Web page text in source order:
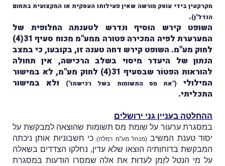
מקרקעין בידי עוסק מורשה שאין פעילותו העסקית או המקצועית בתחום
הנדל"ן).
השופט קירש הוסיף ונדרש לטענתה החלופית של
המערערת לפיה המכירה פטורה ממע"מ מכוח סעיף 31(4)
לחוק מע"מ. השופט קירש דחה טענה זו, בקובעו, כי במצב
הנתון של היעדר מיסוי בשלב הרכישה, אין תחולה
להוראות הפטוֹר שבסעיף 31(4) לחוק מע"מ, לא במישור
המילולי
("את מס התשומות בשל רכישתו")
ולא במישור
התכליתי.
ההחלטה בעניין גני ירושלים
במסגרת ערעור על שומת מס תשומות שהוּצאה למבקשת על
יסוד טענת המשיב (מנהל מע"מ רמלה)כי חשבוניות אותן ניכתה
המבקשת בדוחותיה הוצאו שלא עדין, נחלקו הצדדים בשאלה
על מי הנטל לזַמן לעדוּת את אלה שמסרו הודעות במסגרת